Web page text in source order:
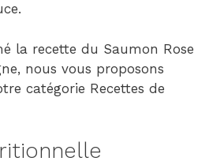
la recette du Saumon Rose
nous vous proposons
catégorie Recettes de